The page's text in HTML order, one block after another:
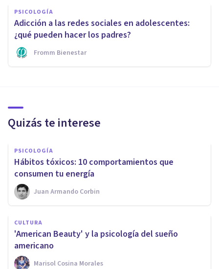
PSICOLOGÍA
Adicción a las redes sociales en adolescentes:
¿qué pueden hacer los padres?
Fromm Bienestar
Quizás te interese
PSICOLOGÍA
Hábitos tóxicos: 10 comportamientos que
consumen tu energía
Juan Armando Corbin
CULTURA
​'American Beauty' y la psicología del sueño
americano
Marisol Cosina Morales